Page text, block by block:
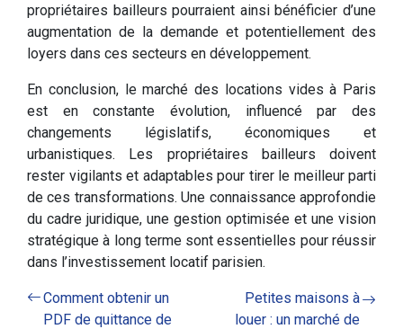
propriétaires bailleurs pourraient ainsi bénéficier d’une
augmentation de la demande et potentiellement des
loyers dans ces secteurs en développement.
En conclusion, le marché des locations vides à Paris
est en constante évolution, influencé par des
changements législatifs, économiques et
urbanistiques. Les propriétaires bailleurs doivent
rester vigilants et adaptables pour tirer le meilleur parti
de ces transformations. Une connaissance approfondie
du cadre juridique, une gestion optimisée et une vision
stratégique à long terme sont essentielles pour réussir
dans l’investissement locatif parisien.
Comment obtenir un
PDF de quittance de
Petites maisons à
louer : un marché de